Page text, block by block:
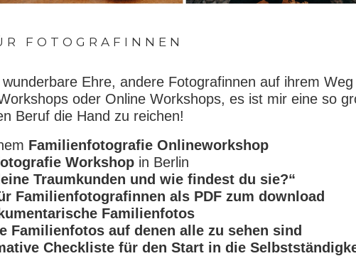
FOTOGRAFINNEN
Ehre, andere Fotografinnen auf ihrem Weg
oder Online Workshops, es ist mir eine so
Beruf die Hand zu reichen!
Familienfotografie Onlineworkshop
Workshop in Berlin
Traumkunden und wie findest du sie?“
Familienfotografinnen als PDF zum download
Familienfotos
Familienfotos auf denen alle zu sehen sind
Checkliste für den Start in die